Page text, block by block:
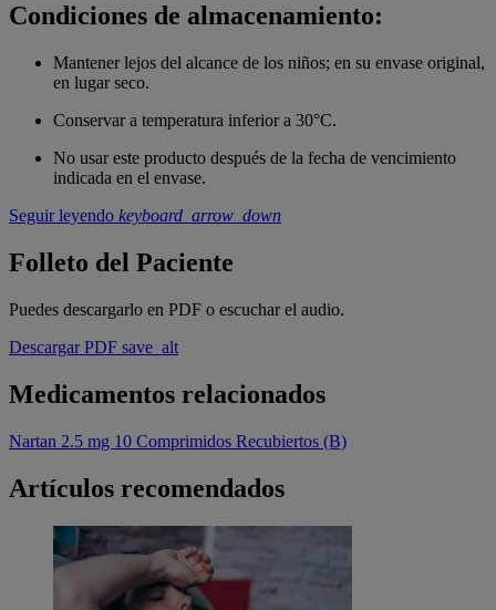
Condiciones de almacenamiento:
Mantener lejos del alcance de los niños; en su envase original,
en lugar seco.
Conservar a temperatura inferior a 30°C.
No usar este producto después de la fecha de vencimiento
indicada en el envase.
Seguir leyendo keyboard_arrow_down
Folleto del Paciente
Puedes descargarlo en PDF o escuchar el audio.
Descargar PDF save_alt
Medicamentos relacionados
Nartan 2.5 mg 10 Comprimidos Recubiertos (B)
Artículos recomendados